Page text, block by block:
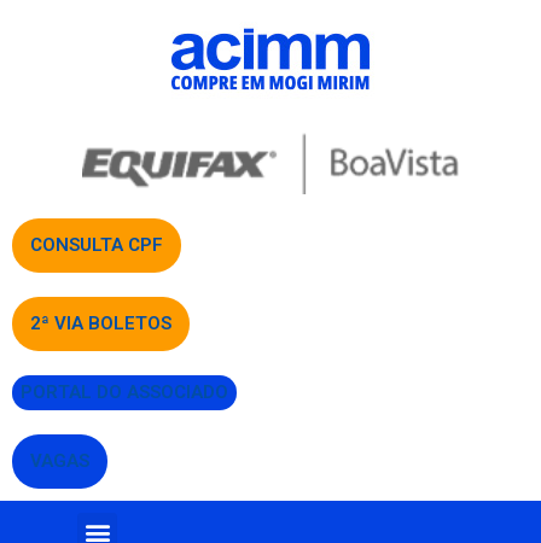
CONSULTA CPF
2ª VIA BOLETOS
PORTAL DO ASSOCIADO
VAGAS